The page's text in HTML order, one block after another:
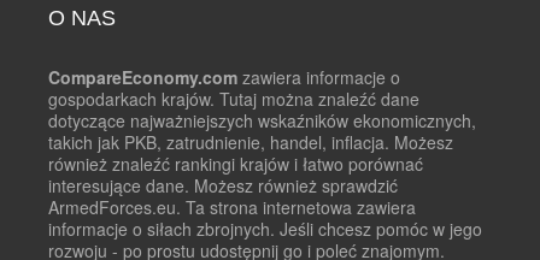
O NAS
CompareEconomy.com zawiera informacje o
gospodarkach krajów. Tutaj można znaleźć dane
dotyczące najważniejszych wskaźników ekonomicznych,
takich jak PKB, zatrudnienie, handel, inflacja. Możesz
również znaleźć rankingi krajów i łatwo porównać
interesujące dane. Możesz również sprawdzić
ArmedForces.eu. Ta strona internetowa zawiera
informacje o siłach zbrojnych. Jeśli chcesz pomóc w jego
rozwoju - po prostu udostępnij go i poleć znajomym.